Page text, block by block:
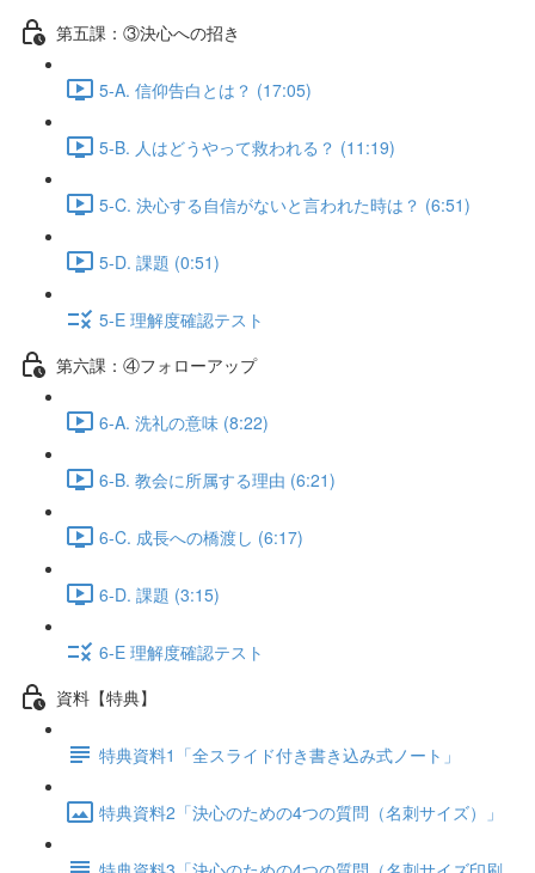
第五課：③決心への招き
5-A. 信仰告白とは？ (17:05)
5-B. 人はどうやって救われる？ (11:19)
5-C. 決心する自信がないと言われた時は？ (6:51)
5-D. 課題 (0:51)
5-E 理解度確認テスト
第六課：④フォローアップ
6-A. 洗礼の意味 (8:22)
6-B. 教会に所属する理由 (6:21)
6-C. 成長への橋渡し (6:17)
6-D. 課題 (3:15)
6-E 理解度確認テスト
資料【特典】
特典資料1「全スライド付き書き込み式ノート」
特典資料2「決心のための4つの質問（名刺サイズ）」